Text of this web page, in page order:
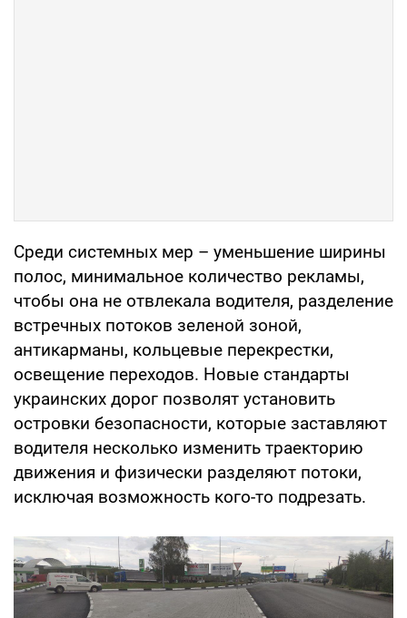
Среди системных мер – уменьшение ширины
полос, минимальное количество рекламы,
чтобы она не отвлекала водителя, разделение
встречных потоков зеленой зоной,
антикарманы, кольцевые перекрестки,
освещение переходов. Новые стандарты
украинских дорог позволят установить
островки безопасности, которые заставляют
водителя несколько изменить траекторию
движения и физически разделяют потоки,
исключая возможность кого-то подрезать.